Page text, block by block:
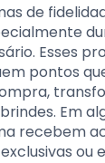
de
Esses
pontos
Em
recebem
ou